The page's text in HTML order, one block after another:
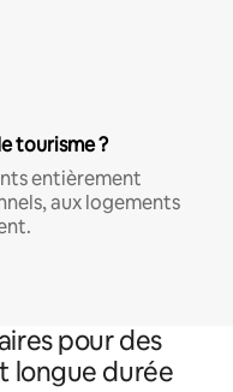
tourisme ?
entièrement
aux logements
pour des
longue durée